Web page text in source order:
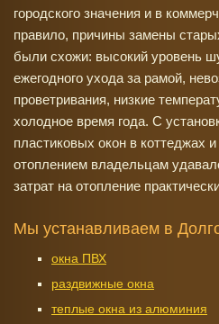
городского значения и в
правило, причины замены
были схожи: высокий уровень
ежегодного ухода за рамой,
проветривания, низкие
холодное время года. С
пластиковых окон в коттеджах
отоплением владельцам
затрат на отопление
Мы устанавливаем в
окна ПВХ
раздвижные окна
теплые окна из алюминия